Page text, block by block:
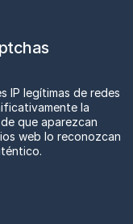
IP legítimas de redes
la
que aparezcan
web lo reconozcan